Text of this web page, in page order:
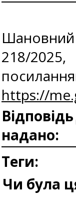
Шановний
218/
https://
Відповідь
надано:
Теги:
Чи була